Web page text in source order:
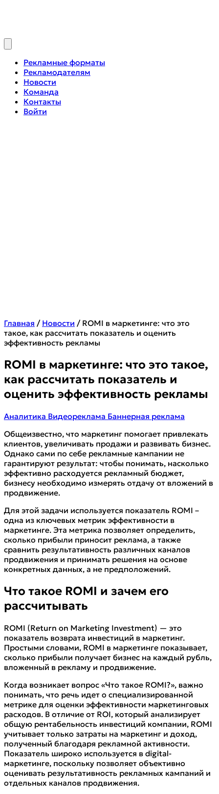
Рекламные форматы
Рекламодателям
Новости
Команда
Контакты
Войти
Главная / Новости / ROMI в маркетинге: что это
такое, как рассчитать показатель и оценить
эффективность рекламы
ROMI в маркетинге: что это такое,
как рассчитать показатель и
оценить эффективность рекламы
Аналитика Видеореклама Баннерная реклама
Общеизвестно, что маркетинг помогает привлекать
клиентов, увеличивать продажи и развивать бизнес.
Однако сами по себе рекламные кампании не
гарантируют результат: чтобы понимать, насколько
эффективно расходуется рекламный бюджет,
бизнесу необходимо измерять отдачу от вложений в
продвижение.
Для этой задачи используется показатель ROMI –
одна из ключевых метрик эффективности в
маркетинге. Эта метрика позволяет определить,
сколько прибыли приносит реклама, а также
сравнить результативность различных каналов
продвижения и принимать решения на основе
конкретных данных, а не предположений.
Что такое ROMI и зачем его
рассчитывать
ROMI (Return on Marketing Investment) — это
показатель возврата инвестиций в маркетинг.
Простыми словами, ROMI в маркетинге показывает,
сколько прибыли получает бизнес на каждый рубль,
вложенный в рекламу и продвижение.
Когда возникает вопрос «Что такое ROMI?», важно
понимать, что речь идет о специализированной
метрике для оценки эффективности маркетинговых
расходов. В отличие от ROI, который анализирует
общую рентабельность инвестиций компании, ROMI
учитывает только затраты на маркетинг и доход,
полученный благодаря рекламной активности.
Показатель широко используется в digital-
маркетинге, поскольку позволяет объективно
оценивать результативность рекламных кампаний и
отдельных каналов продвижения.